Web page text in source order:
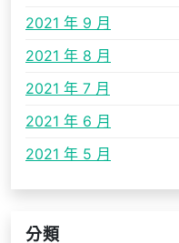
2021 年 9 月
2021 年 8 月
2021 年 7 月
2021 年 6 月
2021 年 5 月
分類